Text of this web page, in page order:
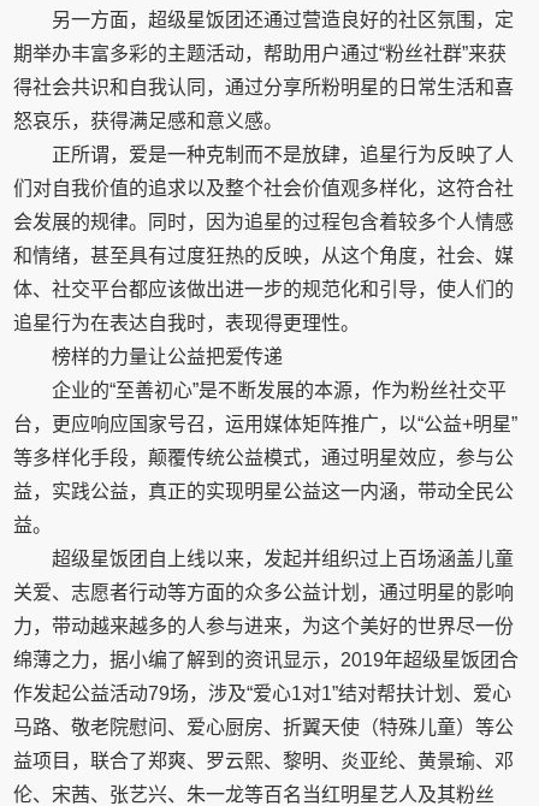
另一方面，超级星饭团还通过营造良好的社区氛围，定
期举办丰富多彩的主题活动，帮助用户通过“粉丝社群”来获
得社会共识和自我认同，通过分享所粉明星的日常生活和喜
怒哀乐，获得满足感和意义感。
正所谓，爱是一种克制而不是放肆，追星行为反映了人
们对自我价值的追求以及整个社会价值观多样化，这符合社
会发展的规律。同时，因为追星的过程包含着较多个人情感
和情绪，甚至具有过度狂热的反映，从这个角度，社会、媒
体、社交平台都应该做出进一步的规范化和引导，使人们的
追星行为在表达自我时，表现得更理性。
榜样的力量让公益把爱传递
企业的“至善初心”是不断发展的本源，作为粉丝社交平
台，更应响应国家号召，运用媒体矩阵推广，以“公益+明星”
等多样化手段，颠覆传统公益模式，通过明星效应，参与公
益，实践公益，真正的实现明星公益这一内涵，带动全民公
益。
超级星饭团自上线以来，发起并组织过上百场涵盖儿童
关爱、志愿者行动等方面的众多公益计划，通过明星的影响
力，带动越来越多的人参与进来，为这个美好的世界尽一份
绵薄之力，据小编了解到的资讯显示，2019年超级星饭团合
作发起公益活动79场，涉及“爱心1对1”结对帮扶计划、爱心
马路、敬老院慰问、爱心厨房、折翼天使（特殊儿童）等公
益项目，联合了郑爽、罗云熙、黎明、炎亚纶、黄景瑜、邓
伦、宋茜、张艺兴、朱一龙等百名当红明星艺人及其粉丝